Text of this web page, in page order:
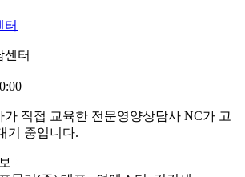
터
센터
가 직접 교육한 전문영양상담사 NC가 고
기 중입니다.